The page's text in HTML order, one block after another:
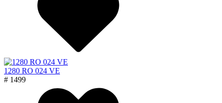
1280 RO 024 VE
# 1499